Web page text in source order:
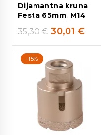
Dijamantna kruna
Festa 65mm, M14
35,30€ 30,01 €
-15%